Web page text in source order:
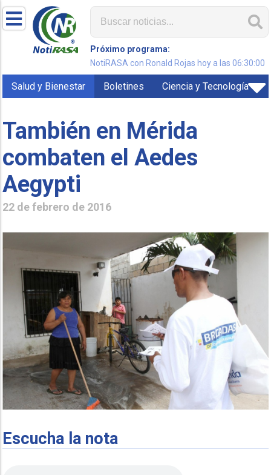
Próximo programa:
NotiRASA con Ronald Rojas hoy a las 06:30:00
Salud y Bienestar Boletines Ciencia y Tecnología
También en Mérida
combaten el Aedes
Aegypti
22 de febrero de 2016
Escucha la nota